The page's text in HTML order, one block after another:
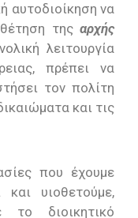
αυτοδιοίκηση να
της αρχής
λειτουργία
πρέπει να
τον πολίτη
και τις
που έχουμε
και υιοθετούμε,
το διοικητικό